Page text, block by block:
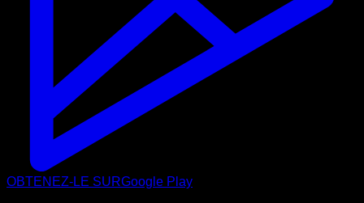
OBTENEZ-LE SURGoogle Play